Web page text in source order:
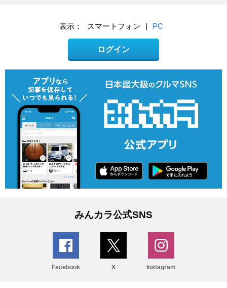
表示： スマートフォン | PC
ログイン
みんカラ公式SNS
Facebook X Instagram